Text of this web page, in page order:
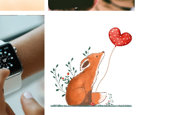
LUGN